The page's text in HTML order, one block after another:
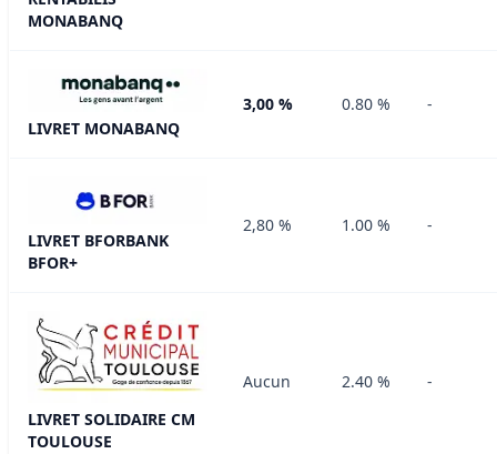
MONABANQ
LIVRET MONABANQ
3,00 % 0.80 % -
LIVRET BFORBANK
BFOR+
2,80 % 1.00 % -
LIVRET SOLIDAIRE CM
TOULOUSE
Aucun 2.40 % -